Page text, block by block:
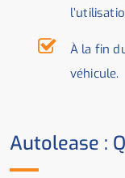
À la fin
véhicule.
Autolease :